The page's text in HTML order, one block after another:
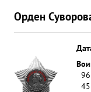
Орден